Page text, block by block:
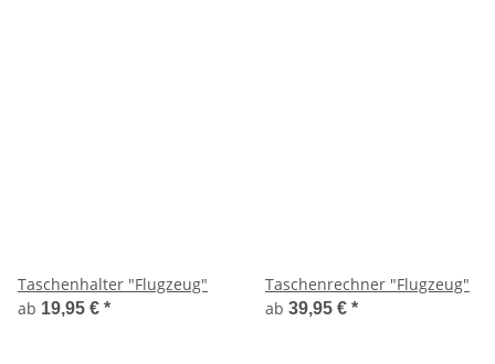
Taschenhalter "Flugzeug"
ab 19,95 € *
Taschenrechner "Flugzeug"
ab 39,95 € *